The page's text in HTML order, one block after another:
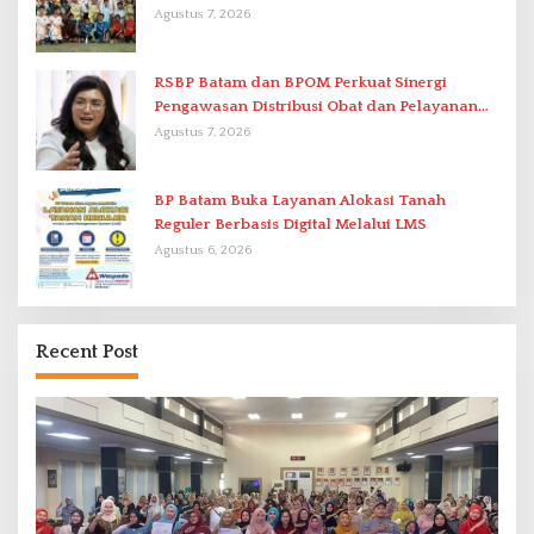
di Stadion Temenggung Abdul Jamal
Agustus 7, 2026
RSBP Batam dan BPOM Perkuat Sinergi
Pengawasan Distribusi Obat dan Pelayanan
Kefarmasian
Agustus 7, 2026
BP Batam Buka Layanan Alokasi Tanah
Reguler Berbasis Digital Melalui LMS
Agustus 6, 2026
Recent Post